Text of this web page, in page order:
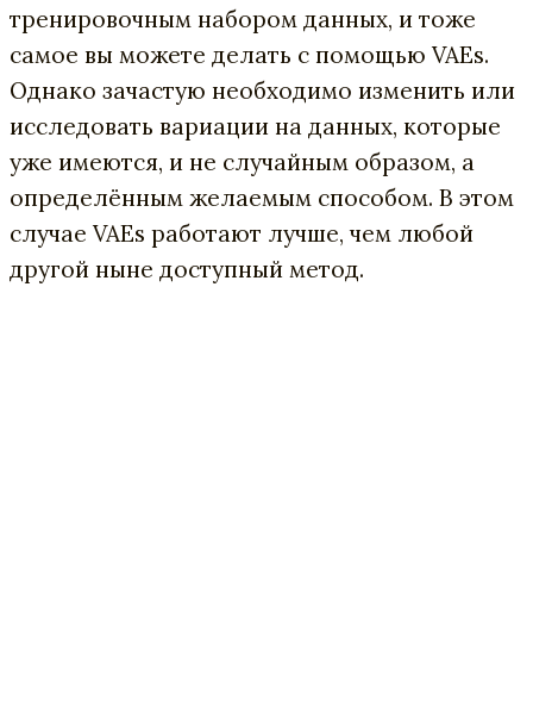
тренировочным набором данных, и тоже
самое вы можете делать с помощью VAEs.
Однако зачастую необходимо изменить или
исследовать вариации на данных, которые
уже имеются, и не случайным образом, а
определённым желаемым способом. В этом
случае VAEs работают лучше, чем любой
другой ныне доступный метод.